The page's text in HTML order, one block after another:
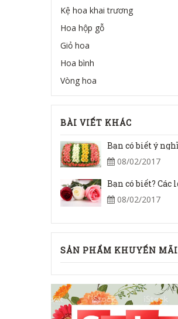
Kệ hoa khai trương
Hoa hộp gỗ
Giỏ hoa
Hoa bình
Vòng hoa
BÀI VIẾT KHÁC
08/02/2017
08/02/2017
SẢN PHẨM KHUYẾN MÃI